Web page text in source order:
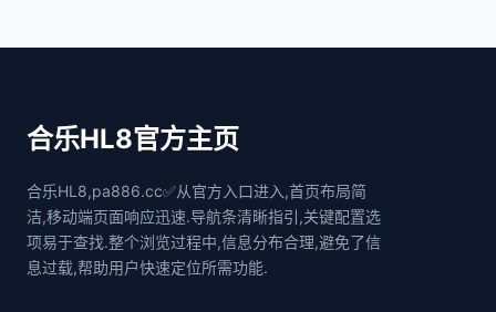
合乐HL8官方主页
合乐HL8,pa886.cc✅从官方入口进入,首页布局简
洁,移动端页面响应迅速.导航条清晰指引,关键配置选
项易于查找.整个浏览过程中,信息分布合理,避免了信
息过载,帮助用户快速定位所需功能.